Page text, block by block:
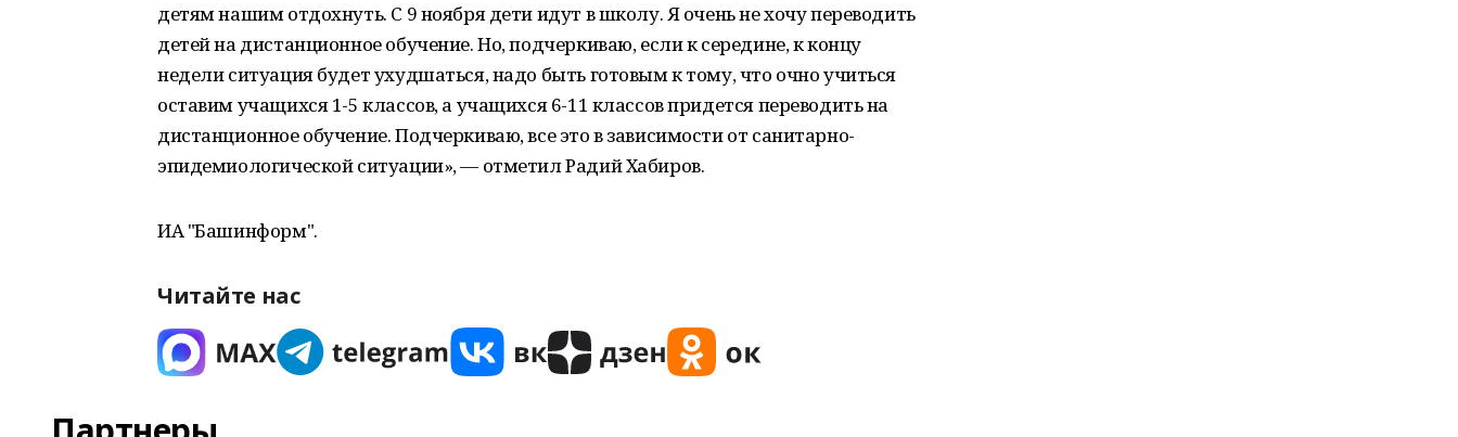
детям нашим отдохнуть. С 9 ноября дети идут в школу. Я очень не хочу переводить
детей на дистанционное обучение. Но, подчеркиваю, если к середине, к концу
недели ситуация будет ухудшаться, надо быть готовым к тому, что очно учиться
оставим учащихся 1-5 классов, а учащихся 6-11 классов придется переводить на
дистанционное обучение. Подчеркиваю, все это в зависимости от санитарно-
эпидемиологической ситуации», — отметил Радий Хабиров.
ИА "Башинформ".
Читайте нас